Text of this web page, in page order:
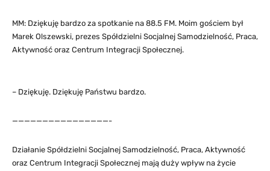
MM: Dziękuję bardzo za spotkanie na 88.5 FM. Moim gościem był
Marek Olszewski, prezes Spółdzielni Socjalnej Samodzielność, Praca,
Aktywność oraz Centrum Integracji Społecznej.
– Dziękuję. Dziękuję Państwu bardzo.
————————————————-
Działanie Spółdzielni Socjalnej Samodzielność, Praca, Aktywność
oraz Centrum Integracji Społecznej mają duży wpływ na życie